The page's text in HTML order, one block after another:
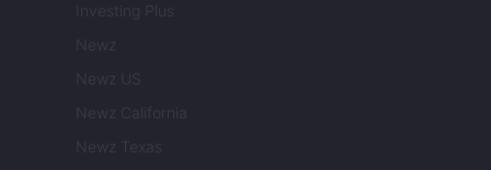
Investing Plus
Newz
Newz US
Newz California
Newz Texas